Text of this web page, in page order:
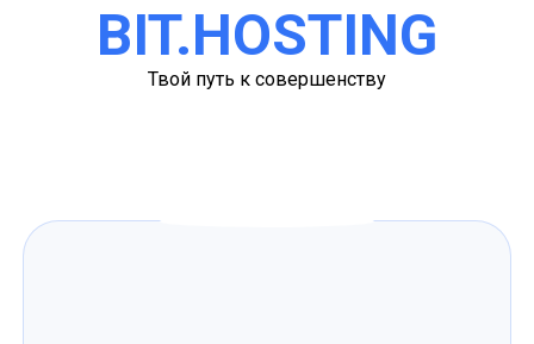
BIT.HOSTING
Твой путь к совершенству